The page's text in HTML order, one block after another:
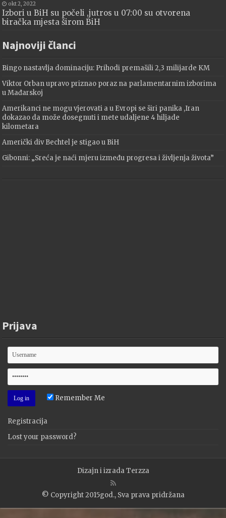
okt 2, 2022
Izbori u BiH su počeli ,jutros u 07:00 su otvorena
biračka mjesta širom BiH
Najnoviji članci
Bingo nastavlja dominaciju: Prihodi premašili 2,3 milijarde KM
Viktor Orban upravo priznao poraz na parlamentarnim izborima
u Mađarskoj
Amerikanci ne mogu vjerovati a u Evropi se širi panika ,Iran
dokazao da može dosegnuti i mete udaljene 4 hiljade
kilometara
Američki div Bechtel je stigao u BiH
Gibonni: „Sreća je naći mjeru između progresa i življenja života”
Prijava
Remember Me
Registracija
Lost your password?
Dizajn i izradaTerzza
© Copyright 2015god., Sva prava pridržana